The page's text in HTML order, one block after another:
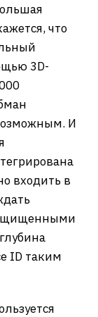
что
3D-
И
входить в
ID таким